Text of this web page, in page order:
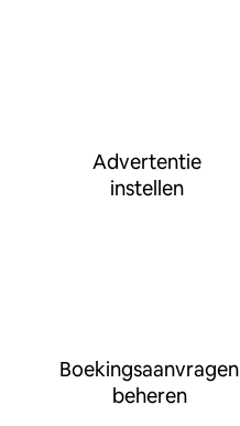
Advertentie
instellen
Boekingsaanvragen
beheren